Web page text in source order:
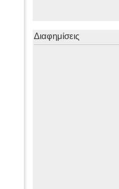
Διαφημίσεις